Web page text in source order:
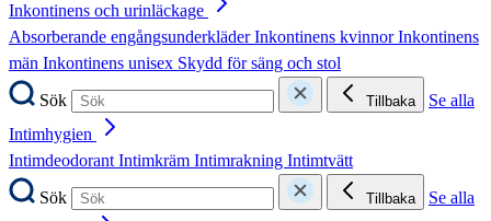
Inkontinens och urinläckage
Absorberande engångsunderkläderInkontinens kvinnorInkontinens
män Inkontinens unisex Skydd för säng och stol
Sök
Tillbaka
Se alla
Intimhygien
IntimdeodorantIntimkräm Intimrakning Intimtvätt
Sök
Tillbaka
Se alla